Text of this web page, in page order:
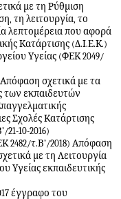
με τη Ρύθμιση
τη λειτουργία, το
λεπτομέρεια που αφορά
Κατάρτισης (Δ.Ι.Ε.Κ.)
Υγείας (ΦΕΚ 2049/
σχετικά με τα
των εκπαιδευτών
Σχολές Κατάρτισης
10-2016)
2482/τ.Β’/2018) Απόφαση
με τη Λειτουργία
Υγείας εκπαιδευτικής
έγγραφο του